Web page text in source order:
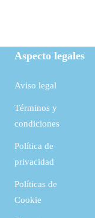
Aspecto legales
Aviso legal
Términos y
condiciones
Política de
privacidad
Políticas de
Cookie